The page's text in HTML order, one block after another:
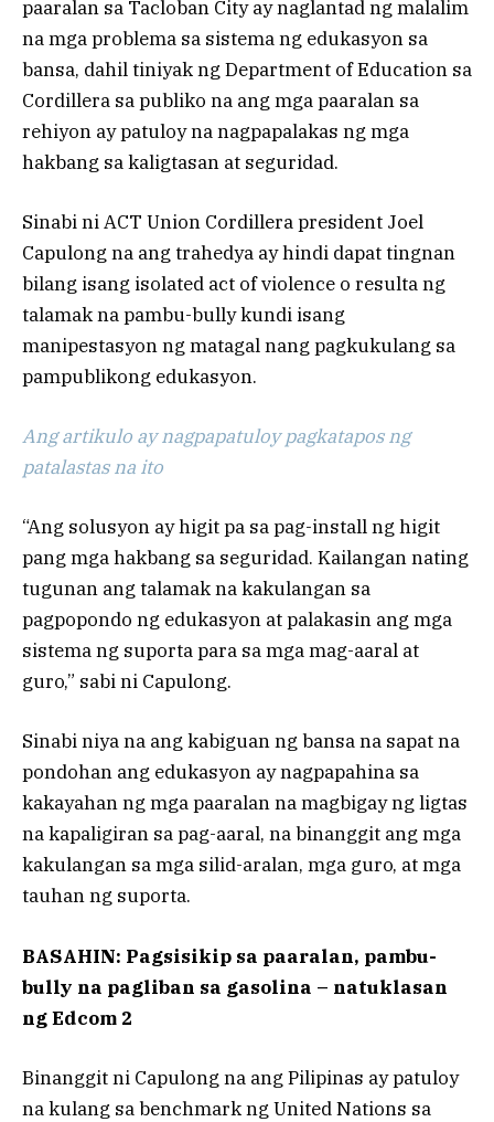
paaralan sa Tacloban City ay naglantad ng malalim
na mga problema sa sistema ng edukasyon sa
bansa, dahil tiniyak ng Department of Education sa
Cordillera sa publiko na ang mga paaralan sa
rehiyon ay patuloy na nagpapalakas ng mga
hakbang sa kaligtasan at seguridad.
Sinabi ni ACT Union Cordillera president Joel
Capulong na ang trahedya ay hindi dapat tingnan
bilang isang isolated act of violence o resulta ng
talamak na pambu-bully kundi isang
manipestasyon ng matagal nang pagkukulang sa
pampublikong edukasyon.
Ang artikulo ay nagpapatuloy pagkatapos ng
patalastas na ito
“Ang solusyon ay higit pa sa pag-install ng higit
pang mga hakbang sa seguridad. Kailangan nating
tugunan ang talamak na kakulangan sa
pagpopondo ng edukasyon at palakasin ang mga
sistema ng suporta para sa mga mag-aaral at
guro,” sabi ni Capulong.
Sinabi niya na ang kabiguan ng bansa na sapat na
pondohan ang edukasyon ay nagpapahina sa
kakayahan ng mga paaralan na magbigay ng ligtas
na kapaligiran sa pag-aaral, na binanggit ang mga
kakulangan sa mga silid-aralan, mga guro, at mga
tauhan ng suporta.
BASAHIN: Pagsisikip sa paaralan, pambu-
bully na pagliban sa gasolina – natuklasan
ng Edcom 2
Binanggit ni Capulong na ang Pilipinas ay patuloy
na kulang sa benchmark ng United Nations sa